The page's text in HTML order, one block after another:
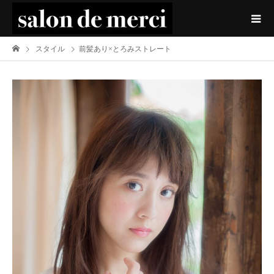
スタイル 前髪あり×とろみストレート